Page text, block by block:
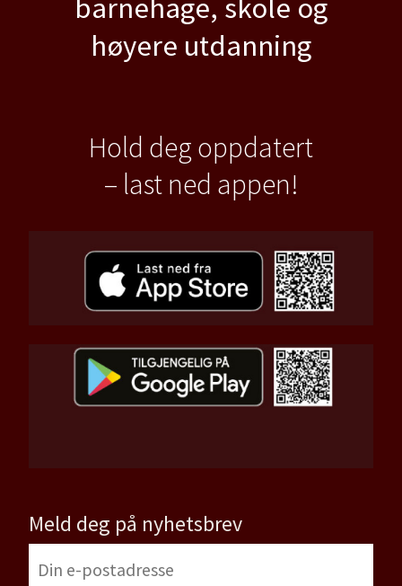
barnehage, skole og
høyere utdanning
Hold deg oppdatert
– last ned appen!
Meld deg på nyhetsbrev